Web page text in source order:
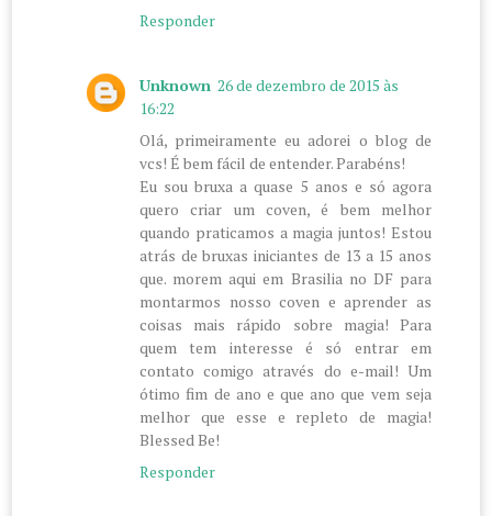
Responder
Unknown 26 de dezembro de 2015 às
16:22
Olá, primeiramente eu adorei o blog de
vcs! É bem fácil de entender. Parabéns!
Eu sou bruxa a quase 5 anos e só agora
quero criar um coven, é bem melhor
quando praticamos a magia juntos! Estou
atrás de bruxas iniciantes de 13 a 15 anos
que. morem aqui em Brasilia no DF para
montarmos nosso coven e aprender as
coisas mais rápido sobre magia! Para
quem tem interesse é só entrar em
contato comigo através do e-mail! Um
ótimo fim de ano e que ano que vem seja
melhor que esse e repleto de magia!
Blessed Be!
Responder